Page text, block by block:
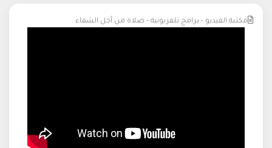
مكتبة الفيديو - برامج تلفزيونية - صلاة من أجل الشفاء